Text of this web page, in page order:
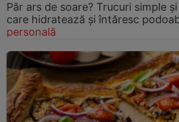
Păr ars de soare? Trucuri simple
care hidratează și întăresc
personală